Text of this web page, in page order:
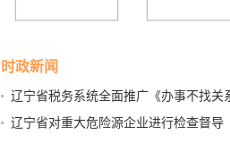
时政新闻
辽宁省税务系统全面推广《办事不找关
南》
辽宁省对重大危险源企业进行检查督导